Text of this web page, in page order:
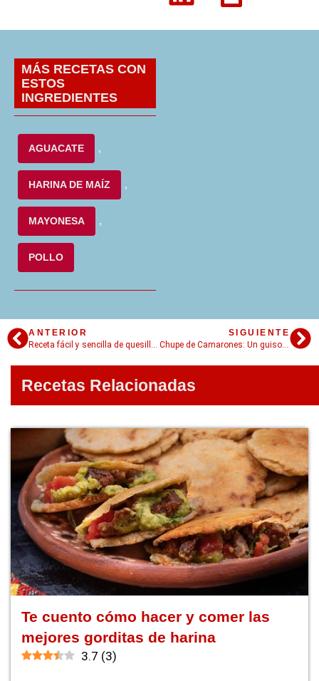
MÁS RECETAS CON
ESTOS
INGREDIENTES
AGUACATE ,
HARINA DE MAÍZ ,
MAYONESA ,
POLLO
ANTERIOR
Receta fácil y sencilla de quesillo venezolano para hacer el postre más suave del mundo
SIGUIENTE
Chupe de Camarones: Un guiso muy rico y con sabor a mar para el frío
Recetas Relacionadas
Te cuento cómo hacer y comer las
mejores gorditas de harina
3.7 (3)